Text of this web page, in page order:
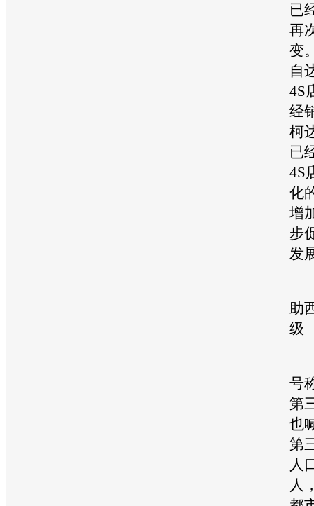
已
再
变
自
4S
经
柯
已
4S
化
增
步
发
助
级
号
第
也
第
人
人